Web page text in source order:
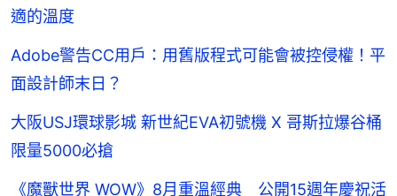
適的溫度
Adobe警告CC用戶：用舊版程式可能會被控侵權！平
面設計師末日？
大阪USJ環球影城 新世紀EVA初號機 X 哥斯拉爆谷桶
限量5000必搶
《魔獸世界 WOW》8月重溫經典 公開15週年慶祝活